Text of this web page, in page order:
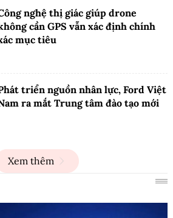
nghệ thị giác giúp drone
cần GPS vẫn xác định chính
mục tiêu
triển nguồn nhân lực, Ford Việt
ra mắt Trung tâm đào tạo mới
Xem thêm